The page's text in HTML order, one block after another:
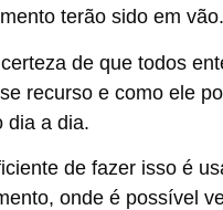
terão sido em vão.
de que todos
recurso e como ele
dia a dia.
de fazer isso é
onde é possível